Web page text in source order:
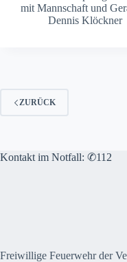
mit Mannschaft und
Dennis Klöckner
ZURÜCK
Kontakt im Notfall: ✆112
Freiwillige Feuerwehr der